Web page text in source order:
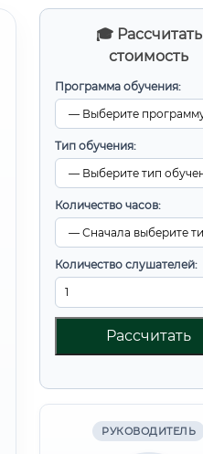
🎓 Рассчитать
стоимость
Программа обучения:
Тип обучения:
Количество часов:
Количество слушателей:
Рассчитать
РУКОВОДИТЕЛЬ